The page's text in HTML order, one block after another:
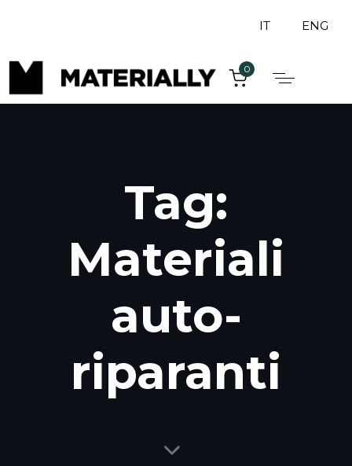
IT ENG
0
Tag:
Materiali
auto-
riparanti